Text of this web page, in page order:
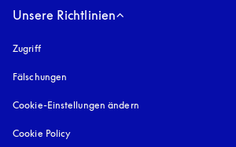
Unsere Richtlinien
Zugrifföffnet sich in einem neuen Tab
Fälschungen
Cookie-Einstellungen ändern
Cookie Policy